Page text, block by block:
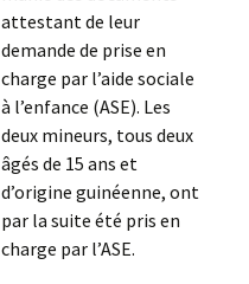
attestant de leur
demande de prise en
charge par l’aide sociale
à l’enfance (ASE). Les
deux mineurs, tous deux
âgés de 15 ans et
d’origine guinéenne, ont
par la suite été pris en
charge par l’ASE.